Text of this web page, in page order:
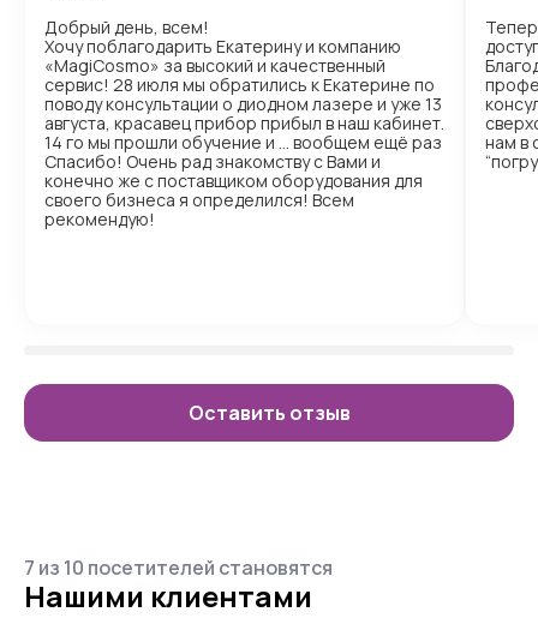
Добрый день, всем!
Хочу поблагодарить Екатерину и компанию
«MagiCosmo» за высокий и качественный
сервис! 28 июля мы обратились к Екатерине по
поводу консультации о диодном лазере и уже 13
августа, красавец прибор прибыл в наш кабинет.
14 го мы прошли обучение и … вообщем ещё раз
Спасибо! Очень рад знакомству с Вами и
конечно же с поставщиком оборудования для
своего бизнеса я определился! Всем
рекомендую!
нам в
Оставить отзыв
7 из 10 посетителей становятся
Нашими клиентами